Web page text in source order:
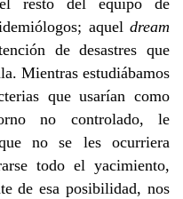
resto del equipo de
aquel dream
de desastres que
Mientras estudiábamos
que usarían como
no controlado, le
no se les ocurriera
todo el yacimiento,
de esa posibilidad, nos